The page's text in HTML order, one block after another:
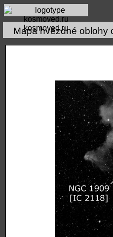
kosmoved.ru
Mapa hvězdné oblohy